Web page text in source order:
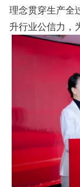
理念贯穿生产全
升行业公信力，